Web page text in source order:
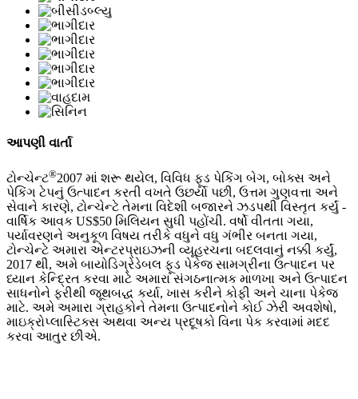
આપણી વાર્તા
ટોન્ચેન્ટ®2007 માં શરૂ થયેલ, વિવિધ ફૂડ પેકિંગ બેગ, બોક્સ અને
પેકિંગ ટેપનું ઉત્પાદન કરતી વખતે ઉછર્યા પછી, ઉત્તમ ગુણવત્તા અને
સેવાને કારણે, ટોન્ચેન્ટે તેમના વિદેશી બજારને ઝડપથી વિસ્તૃત કર્યું -
વાર્ષિક આવક US$50 મિલિયન સુધી પહોંચી. વર્ષો વીતતા ગયા,
પર્યાવરણને અનુકૂળ વિષય તરીકે વધુને વધુ ગંભીર બનતા ગયા,
ટોન્ચેન્ટે અમારા એન્ટરપ્રાઇઝની વ્યૂહરચના બદલવાનું નક્કી કર્યું,
2017 થી, અમે બાયોડિગ્રેડેબલ ફૂડ પેકેજ સામગ્રીના ઉત્પાદન પર
ધ્યાન કેન્દ્રિત કરવા માટે અમારા સંગઠનાત્મક માળખા અને ઉત્પાદન
સાધનોને ફરીથી જૂથબદ્ધ કર્યા, ખાસ કરીને કોફી અને ચાના પેકેજ
માટે. અમે અમારા ગ્રાહકોને તેમના ઉત્પાદનોને કોઈ ઝેરી અવશેષો,
માઇક્રોપ્લાસ્ટિક્સ અથવા અન્ય પ્રદૂષકો વિના પેક કરવામાં મદદ
કરવા આતુર છીએ.